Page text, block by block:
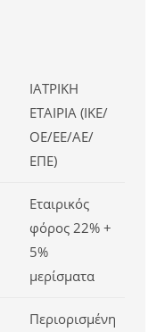
ΙΑΤΡΙΚΉ
ΕΤΑΙΡΊΑ (ΙΚΕ/
ΟΕ/ΕΕ/ΑΕ/
ΕΠΕ)
Εταιρικός
φόρος 22% +
5%
μερίσματα
Περιορισμένη